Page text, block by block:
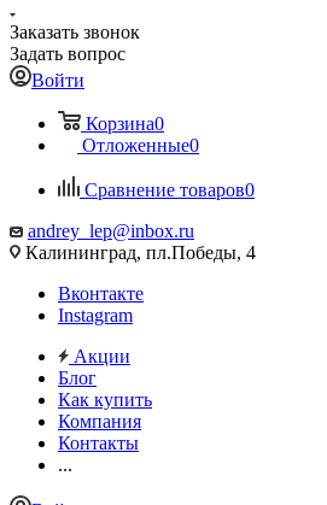
Заказать звонок
Задать вопрос
Войти
Корзина0
Отложенные0
Сравнение товаров0
andrey_lep@inbox.ru
Калининград, пл.Победы, 4
Вконтакте
Instagram
Акции
Блог
Как купить
Компания
Контакты
...